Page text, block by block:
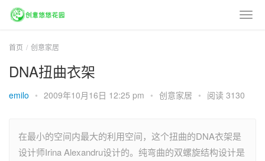
首页 创意家居
DNA扭曲衣架
emilo • 2009年10月16日 12:25 pm • 创意家居 • 阅读 3130
在最小的空间内最大的利用空间，这个扭曲的DNA衣架是
设计师Irina Alexandru设计的。纯弯曲的双螺旋结构设计是